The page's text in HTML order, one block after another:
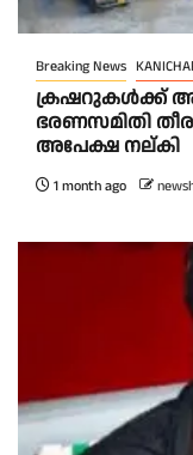
Breaking News
ക്രഷറുകൾക്ക്
ഭരണസമിതി
അപേക്ഷ നല്കി
1 month ago